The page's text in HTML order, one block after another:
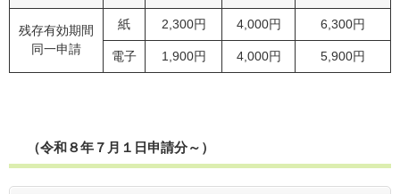
残存有効期間
同一申請
紙 2,300円 4,000円 6,300円
電子 1,900円 4,000円 5,900円
（令和８年７月１日申請分～）